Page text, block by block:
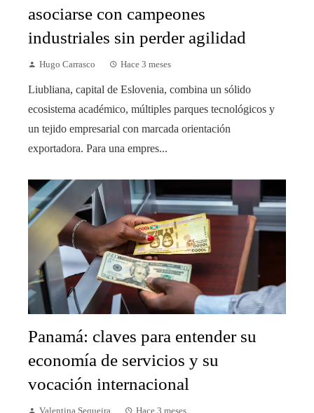
asociarse con campeones
industriales sin perder agilidad
Hugo Carrasco Hace 3 meses
Liubliana, capital de Eslovenia, combina un sólido
ecosistema académico, múltiples parques tecnológicos y
un tejido empresarial con marcada orientación
exportadora. Para una empres...
Panamá: claves para entender su
economía de servicios y su
vocación internacional
Valentina Sequeira Hace 3 meses